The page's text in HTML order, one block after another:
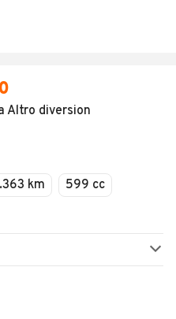
Altro diversion
km
599 cc